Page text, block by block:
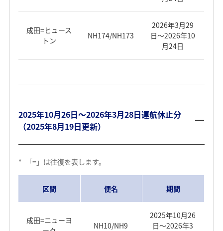
NH224 毎日運航
羽田⇒ミュン
毎日運航
NH218 毎日運航
成田⇒ブリュ
ッセル
NH231 月・水・土
⇒成田
ン
月・木・土
*2026年10月
19日～10月23
日：月・木・
成田⇒ムンバ
NH829
毎日運航
*2026年7月18
日～8月30日：
火・金・日
毎日運航
火・金・日
成田⇒バンコ
ク
NH805 毎日運航
NH807
9月1日～10月
23日：火・
水・金・日
（浦東）
毎日運航
NH920 毎日運航
（浦東）
NH971 毎日運航
⇒羽田
NH968 毎日運航
NH972 毎日運航
関西⇒上海
月・火・金・
土
成田=ヒュース
トン
NH174/NH173
2026年3月29
日～2026年10
月24日
2025年10月26日～2026年3月28日運航休止分
（2025年8月19日更新）
* 「=」は往復を表します。
区間 便名 期間
成田=ニューヨ
NH10/NH9
2025年10月26
日～2026年3